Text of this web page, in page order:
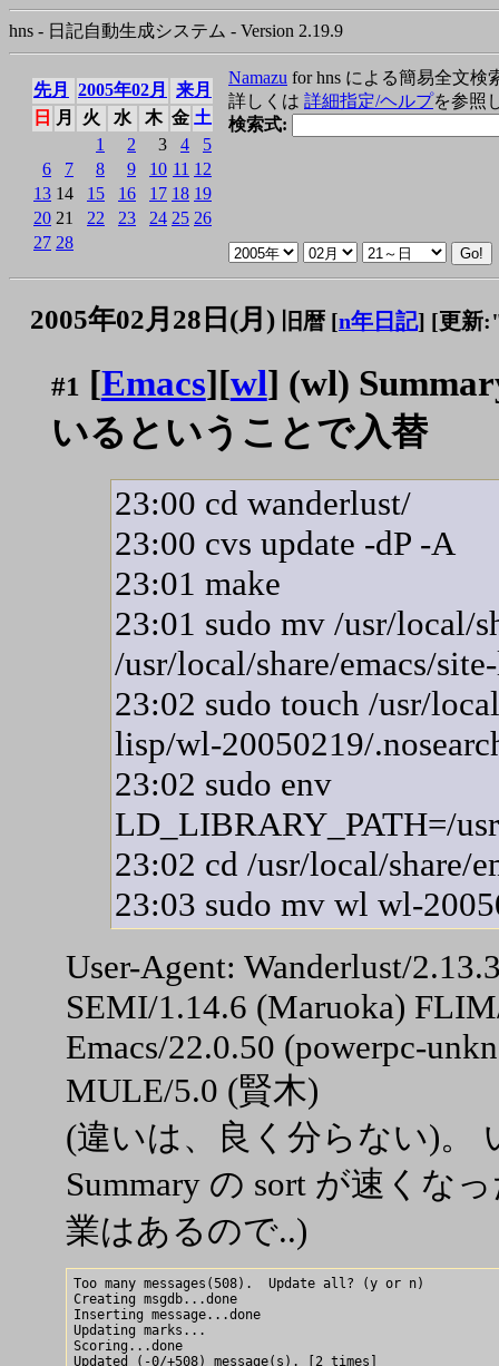
hns - 日記自動生成システム - Version 2.19.9
先月 2005年02月
来月
日
月 火 水 木 金 土
1
2 3 4
5
6
7 8 9 10 11 12
13 14 15 16 17 18 19
20 21 22 23 24 25 26
27 28
Namazu for hns による簡易全文検
詳しくは 詳細指定/ヘルプを参照
検索式:
2005年02月28日(月) 旧暦 [n年日記] [更新
#1 [Emacs][wl] (wl)
いるということで入替
23:00 cd wanderlust/
23:00 cvs update -dP -A
23:01 make
23:01 sudo mv /usr/local/
/usr/local/share/emacs/
23:02 sudo touch /usr/
lisp/wl-20050219/
23:02 sudo env
LD_LIBRARY_PATH=/
23:02 cd /usr/local/share/
23:03 sudo mv wl wl-
User-Agent: Wanderlust/
SEMI/1.14.6 (Maruoka)
Emacs/22.0.50 (powerpc-
MULE/5.0 (賢木)
(違いは、良く分らない)。
Summary の sort が速くな
業はあるので..)
Too many messages(508).  Update all? (y or n)
Creating msgdb...done
Inserting message...done
Updating marks...
Scoring...done